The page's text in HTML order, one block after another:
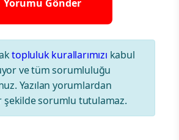
topluluk kurallarımızı kabul
ve tüm sorumluluğu
Yazılan yorumlardan
şekilde sorumlu tutulamaz.